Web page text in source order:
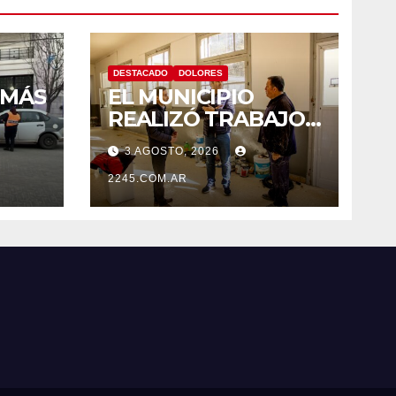
DESTACADO DOLORES
EL MUNICIPIO
REALIZÓ TRABAJOS
DE PINTURA EN LA
ESCUELA N.º 10
3 AGOSTO, 2026
2245.COM.AR